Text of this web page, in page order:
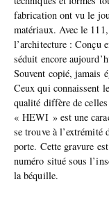
fabrication ont vu le
matériaux. Avec le
l’architecture : Conçu
séduit encore
Souvent copié, jamais
Ceux qui connaissent
qualité diffère de
« HEWI » est une
se trouve à l’extrémité
porte. Cette gravure
numéro situé sous
la béquille.